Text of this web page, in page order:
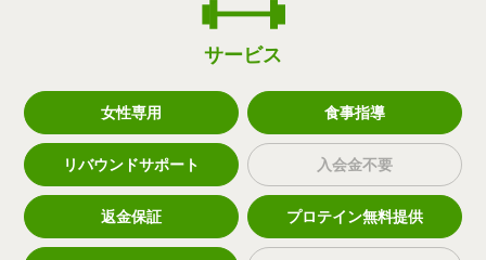
サービス
女性専用 食事指導
リバウンドサポート 入会金不要
返金保証 プロテイン無料提供